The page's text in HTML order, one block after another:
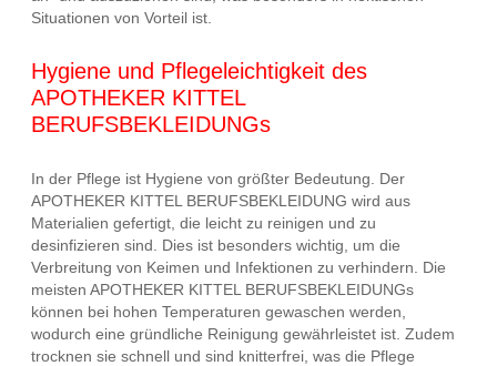
Situationen von Vorteil ist.
Hygiene und Pflegeleichtigkeit des
APOTHEKER KITTEL
BERUFSBEKLEIDUNGs
In der Pflege ist Hygiene von größter Bedeutung. Der
APOTHEKER KITTEL BERUFSBEKLEIDUNG wird aus
Materialien gefertigt, die leicht zu reinigen und zu
desinfizieren sind. Dies ist besonders wichtig, um die
Verbreitung von Keimen und Infektionen zu verhindern. Die
meisten APOTHEKER KITTEL BERUFSBEKLEIDUNGs
können bei hohen Temperaturen gewaschen werden,
wodurch eine gründliche Reinigung gewährleistet ist. Zudem
trocknen sie schnell und sind knitterfrei, was die Pflege